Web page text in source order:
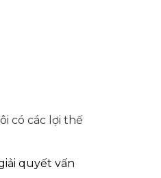
có các lợi thế
quyết vấn